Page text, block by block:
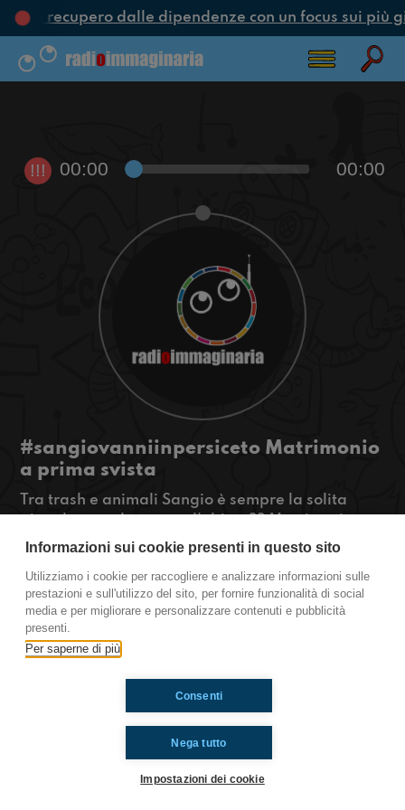
e recupero dalle dipendenze con un focus sui più
!!! 00:00 00:00
#sangiovanniinpersiceto Matrimonio
a prima svista
Tra trash e animali Sangio è sempre la solita
sposa! Con chi? Non lo sa nemmeno lei
#OkkinSu www.radioimmaginaria.it
San Giovanni In Persiceto
Ti è piaciuto? Condividilo!
Informazioni sui cookie presenti in questo sito
Utilizziamo i cookie per raccogliere e analizzare informazioni sulle
prestazioni e sull'utilizzo del sito, per fornire funzionalità di social
media e per migliorare e personalizzare contenuti e pubblicità
presenti.
Per saperne di più
Nega tutto
Consenti
Impostazioni dei cookie